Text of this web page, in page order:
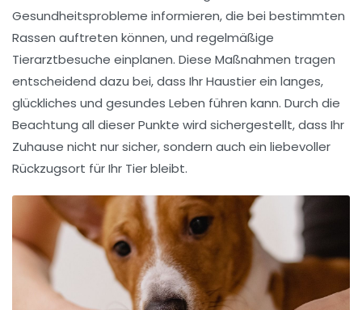
Gesundheitsprobleme informieren, die bei bestimmten
Rassen auftreten können, und regelmäßige
Tierarztbesuche einplanen. Diese Maßnahmen tragen
entscheidend dazu bei, dass Ihr Haustier ein langes,
glückliches und gesundes Leben führen kann. Durch die
Beachtung all dieser Punkte wird sichergestellt, dass Ihr
Zuhause nicht nur sicher, sondern auch ein liebevoller
Rückzugsort für Ihr Tier bleibt.